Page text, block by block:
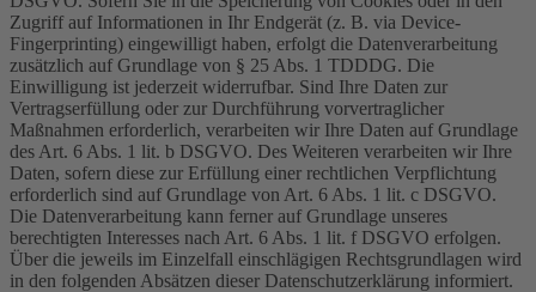
Zugriff auf Informationen in Ihr Endgerät (z. B. via Device-
Fingerprinting) eingewilligt haben, erfolgt die Datenverarbeitung
zusätzlich auf Grundlage von § 25 Abs. 1 TDDDG. Die
Einwilligung ist jederzeit widerrufbar. Sind Ihre Daten zur
Vertragserfüllung oder zur Durchführung vorvertraglicher
Maßnahmen erforderlich, verarbeiten wir Ihre Daten auf Grundlage
des Art. 6 Abs. 1 lit. b DSGVO. Des Weiteren verarbeiten wir Ihre
Daten, sofern diese zur Erfüllung einer rechtlichen Verpflichtung
erforderlich sind auf Grundlage von Art. 6 Abs. 1 lit. c DSGVO.
Die Datenverarbeitung kann ferner auf Grundlage unseres
berechtigten Interesses nach Art. 6 Abs. 1 lit. f DSGVO erfolgen.
Über die jeweils im Einzelfall einschlägigen Rechtsgrundlagen wird
in den folgenden Absätzen dieser Datenschutzerklärung informiert.